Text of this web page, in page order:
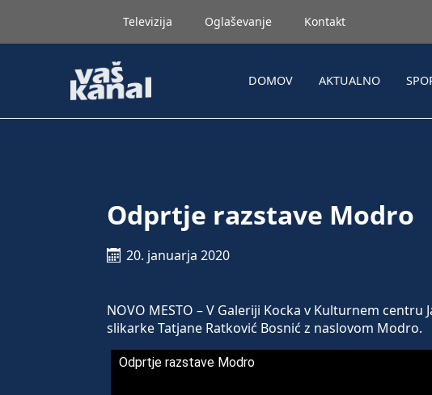
Televizija Oglaševanje Kontakt
DOMOV AKTUALNO
Odprtje razstave Modro
20. januarja 2020
NOVO MESTO – V Galeriji Kocka v Kulturnem
slikarke Tatjane Ratković Bosnić z naslovom Modro.
Odprtje razstave Modro